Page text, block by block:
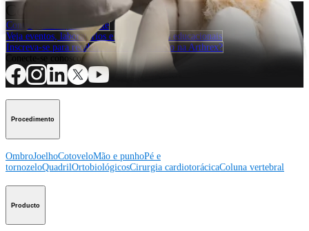
Como podemos ajudar?
Contacte um representante
Veja eventos, laboratórios e oportunidades educacionais
Inscreva-se para receber: O que há de novo na Arthrex?
Conecte-se conosco
Procedimento
OmbroJoelhoCotoveloMão e punhoPé e
tornozeloQuadrilOrtobiológicosCirurgia cardiotorácicaColuna vertebral
Producto